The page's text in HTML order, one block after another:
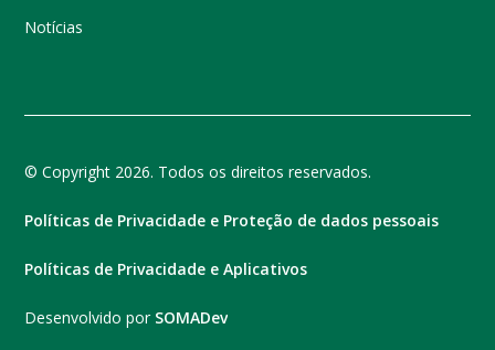
Notícias
© Copyright 2026. Todos os direitos reservados.
Políticas de Privacidade e Proteção de dados pessoais
Políticas de Privacidade e Aplicativos
Desenvolvido por SOMADev